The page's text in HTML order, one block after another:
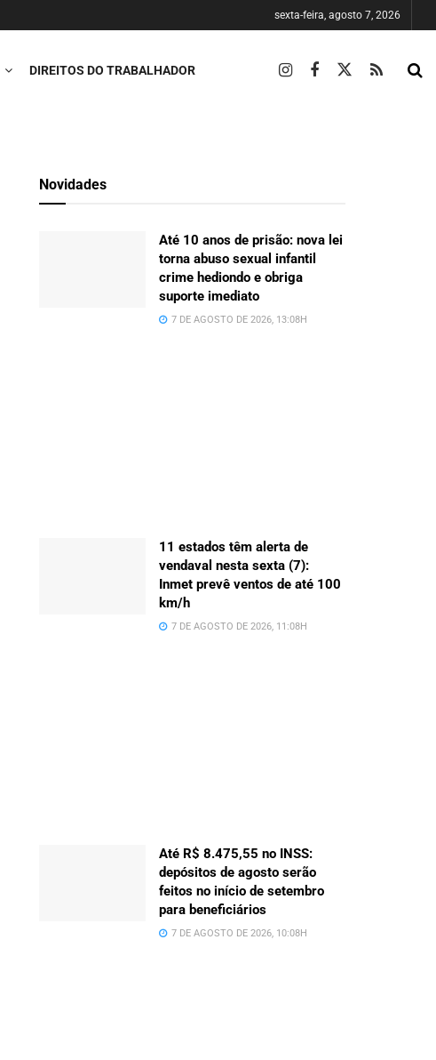
sexta-feira, agosto 7, 2026
DIREITOS DO TRABALHADOR
Novidades
Até 10 anos de prisão: nova lei
torna abuso sexual infantil
crime hediondo e obriga
suporte imediato
7 DE AGOSTO DE 2026, 13:08H
11 estados têm alerta de
vendaval nesta sexta (7):
Inmet prevê ventos de até 100
km/h
7 DE AGOSTO DE 2026, 11:08H
Até R$ 8.475,55 no INSS:
depósitos de agosto serão
feitos no início de setembro
para beneficiários
7 DE AGOSTO DE 2026, 10:08H